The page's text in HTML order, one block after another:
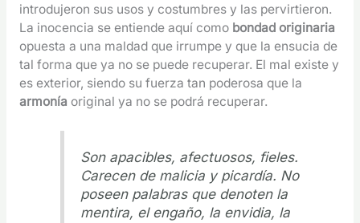
introdujeron sus usos y costumbres y las pervirtieron.
La inocencia se entiende aquí como bondad originaria
opuesta a una maldad que irrumpe y que la ensucia de
tal forma que ya no se puede recuperar. El mal existe y
es exterior, siendo su fuerza tan poderosa que la
armonía original ya no se podrá recuperar.
Son apacibles, afectuosos, fieles.
Carecen de malicia y picardía. No
poseen palabras que denoten la
mentira, el engaño, la envidia, la